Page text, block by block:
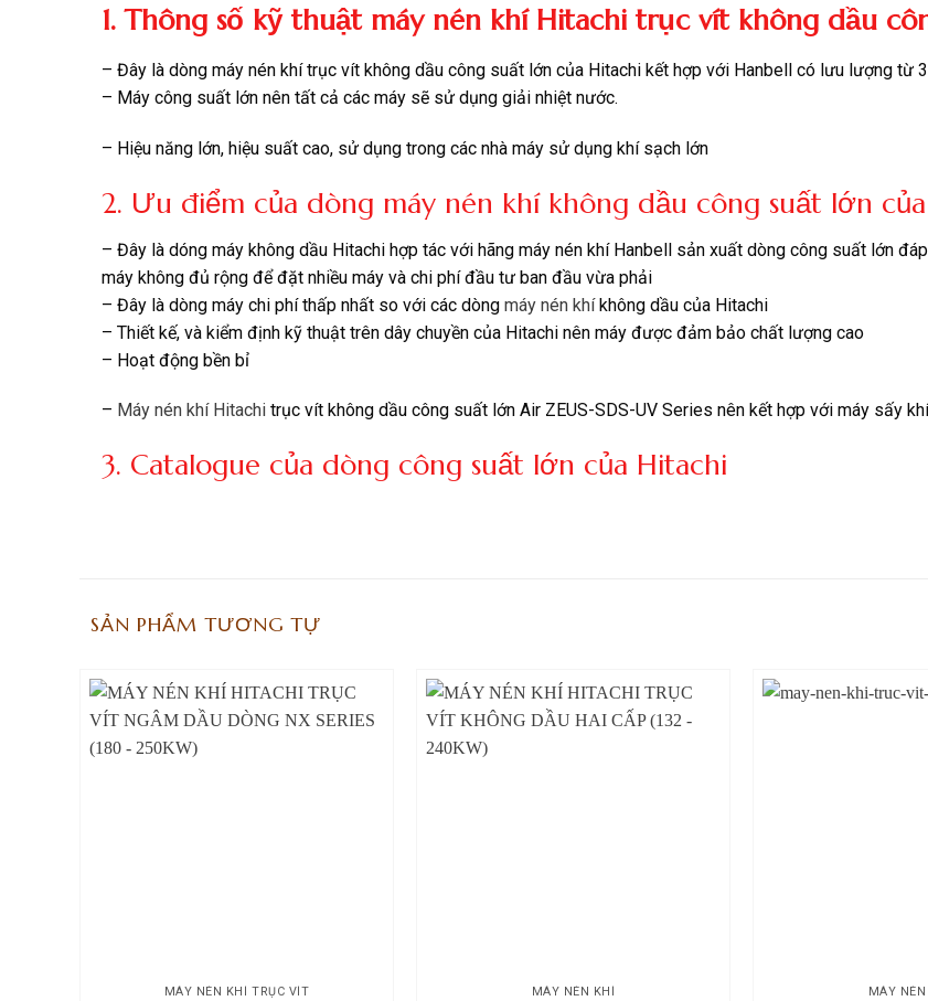
1. Thông số kỹ thuật máy nén khí Hitachi trục vít không dầu
– Đây là dòng máy nén khí trục vít không dầu công suất lớn của Hitachi kết hợp với Hanbell có lưu lượng từ
– Máy công suất lớn nên tất cả các máy sẽ sử dụng giải nhiệt nước.
– Hiệu năng lớn, hiệu suất cao, sử dụng trong các nhà máy sử dụng khí sạch lớn
2. Ưu điểm của dòng máy nén khí không dầu công suất lớn
– Đây là dóng máy không dầu Hitachi hợp tác với hãng máy nén khí Hanbell sản xuất dòng công suất lớn
máy không đủ rộng để đặt nhiều máy và chi phí đầu tư ban đầu vừa phải
– Đây là dòng máy chi phí thấp nhất so với các dòng máy nén khíkhông dầu của Hitachi
– Thiết kế, và kiểm định kỹ thuật trên dây chuyền của Hitachi nên máy được đảm bảo chất lượng cao
– Hoạt động bền bỉ
– Máy nén khí Hitachi trục vít không dầu công suất lớn Air ZEUS-SDS-UV Series nên kết hợp với máy sấy
3. Catalogue của dòng công suất lớn của Hitachi
SẢN PHẨM TƯƠNG TỰ
MÁY NÉN KHÍ TRỤC VÍT MÁY NÉN KHÍ MÁY NÉN